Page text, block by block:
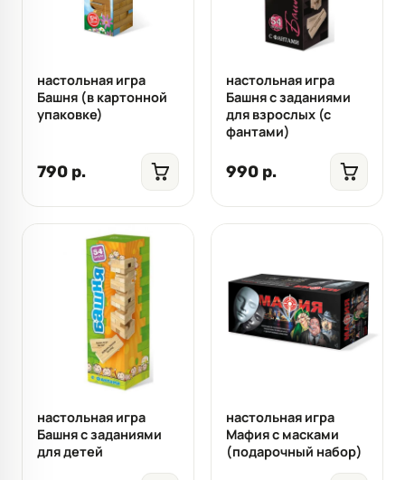
настольная игра
Башня (в картонной
упаковке)
790 р.
настольная игра
Башня с заданиями
для взрослых (с
фантами)
990 р.
настольная игра
Башня с заданиями
для детей
настольная игра
Мафия с масками
(подарочный набор)